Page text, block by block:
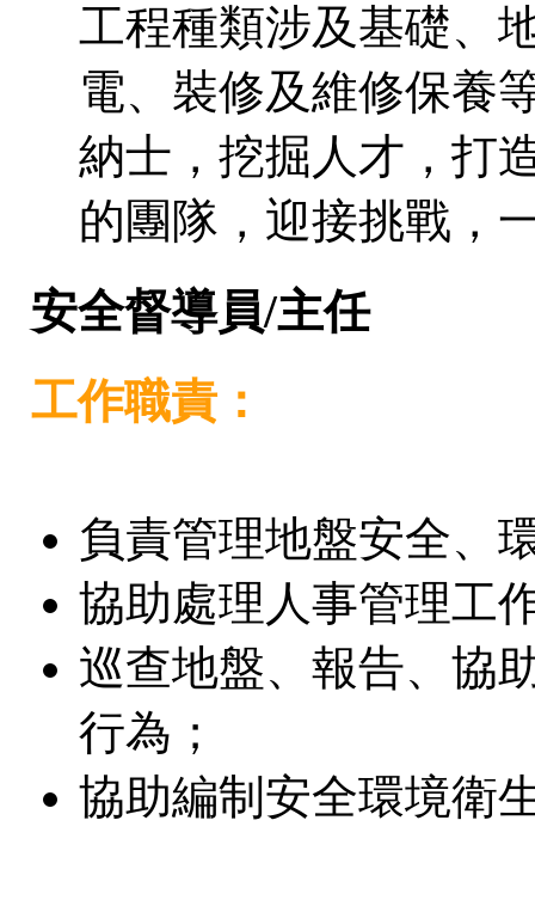
工程種類涉及基礎、
電、裝修及維修保養
納士，挖掘人才，打
的團隊，迎接挑戰，
安全督導員/主任
工作職責：
負責管理地盤安全、
協助處理人事管理工
巡查地盤、報告、協
行為；
協助編制安全環境衛